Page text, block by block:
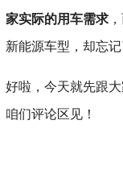
家实际的用车需求
新能源车型，却忘
好啦，今天就先跟
咱们评论区见！